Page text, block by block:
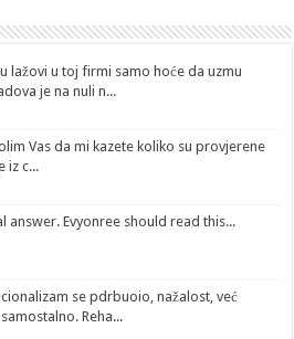
lažovi u toj firmi samo hoće da uzmu
je na nuli n...
Vas da mi kazete koliko su provjerene
iz c...
answer. Evyonree should read this...
se pdrbuoio, nažalost, već
Reha...